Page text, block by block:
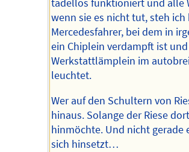
tadellos funktioniert und alle
wenn sie es nicht tut, steh
Mercedesfahrer, bei dem in
ein Chiplein verdampft ist
Werkstattlämplein im
leuchtet.
Wer auf den Schultern von
hinaus. Solange der Riese
hinmöchte. Und nicht gerade
sich hinsetzt…